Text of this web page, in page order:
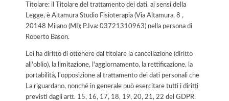
Titolare: il Titolare del trattamento dei dati, ai sensi della
Legge, è Altamura Studio Fisioterapia (Via Altamura, 8 ,
20148 Milano (MI); P.Iva: 03721310963) nella persona di
Roberto Bason.
Lei ha diritto di ottenere dal titolare la cancellazione (diritto
all'oblio), la limitazione, l'aggiornamento, la rettificazione, la
portabilità, l'opposizione al trattamento dei dati personali che
La riguardano, nonché in generale può esercitare tutti i diritti
previsti dagli artt. 15, 16, 17, 18, 19, 20, 21, 22 del GDPR.